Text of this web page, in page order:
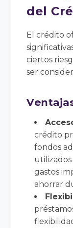
del
El crédito
ciertos
ser
crédito
fondos
gastos
ahorrar